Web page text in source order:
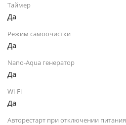
Таймер
Да
Режим самоочистки
Да
Nano-Aqua генератор
Да
Wi-Fi
Да
Авторестарт при отключении питания